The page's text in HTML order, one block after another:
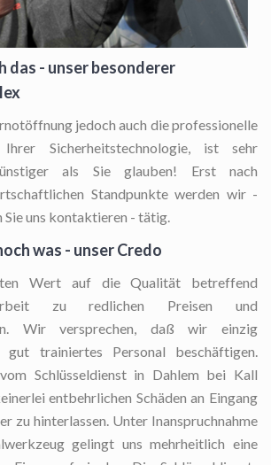
das - unser besonderer
jedoch auch die professionelle
Sicherheitstechnologie, ist sehr
als Sie glauben! Erst nach
Standpunkte werden wir -
Sie uns kontaktieren - tätig.
was - unser Credo
Wert auf die Qualität betreffend
zu redlichen Preisen und
Wir versprechen, daß wir einzig
gut trainiertes Personal beschäftigen.
Schlüsseldienst in Dahlem bei Kall
entbehrlichen Schäden an Eingang
zu hinterlassen. Unter Inanspruchnahme
gelingt uns mehrheitlich eine